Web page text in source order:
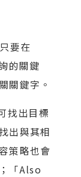
要在
的關鍵
關鍵字。
找出目標
出與其相
策略也會
「Also